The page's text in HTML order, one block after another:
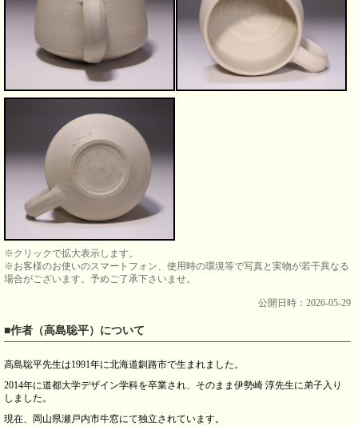
※クリックで拡大表示します。
※お客様のお使いのスマートフォン、使用時の環境等で写真と実物が若干異なる
場合がございます。予めご了承下さいませ。
公開日時：2026-05-29
■作者（高島聡平）について
高島聡平先生は1991年に北海道釧路市で生まれました。
2014年に道都大学デザイン学科を卒業され、そのまま伊勢崎 淳先生に弟子入り
しました。
現在、岡山県瀬戸内市牛窓にて独立されています。